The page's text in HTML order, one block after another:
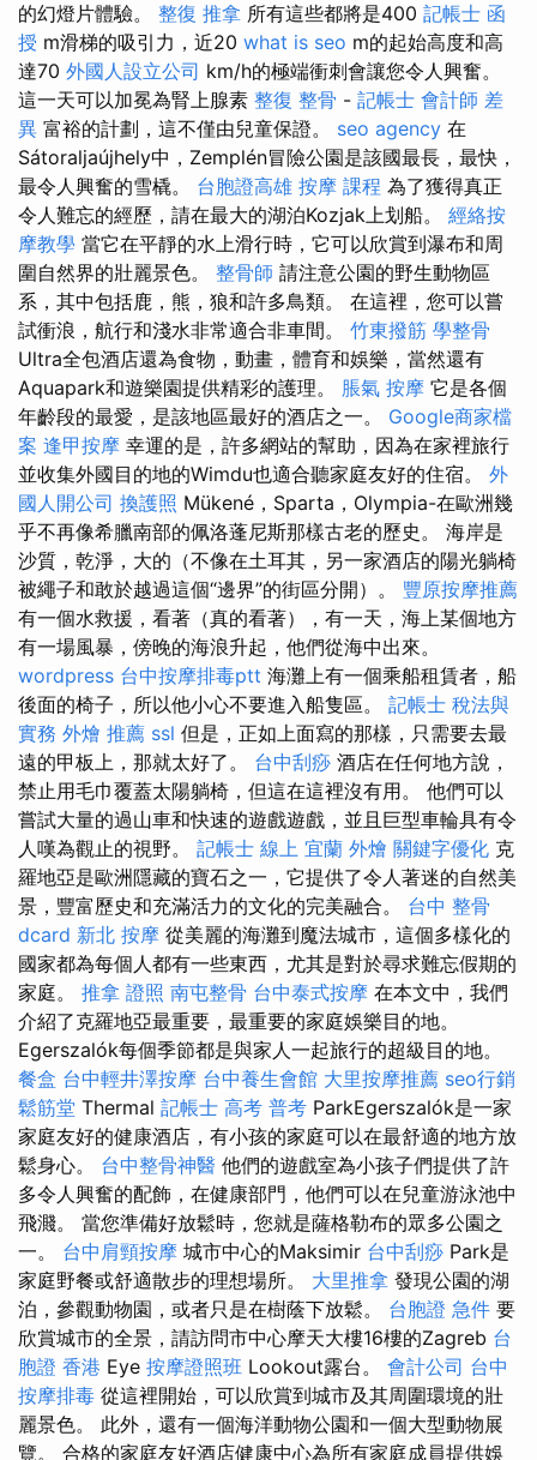
的幻燈片體驗。 整復 推拿 所有這些都將是400 記帳士 函
授 m滑梯的吸引力，近20 what is seo m的起始高度和高
達70 外國人設立公司 km/h的極端衝刺會讓您令人興奮。
這一天可以加冕為腎上腺素 整復 整骨 - 記帳士 會計師 差
異 富裕的計劃，這不僅由兒童保證。 seo agency 在
Sátoraljaújhely中，Zemplén冒險公園是該國最長，最快，
最令人興奮的雪橇。 台胞證高雄 按摩 課程 為了獲得真正
令人難忘的經歷，請在最大的湖泊Kozjak上划船。 經絡按
摩教學 當它在平靜的水上滑行時，它可以欣賞到瀑布和周
圍自然界的壯麗景色。 整骨師 請注意公園的野生動物區
系，其中包括鹿，熊，狼和許多鳥類。 在這裡，您可以嘗
試衝浪，航行和淺水非常適合非車間。 竹東撥筋 學整骨
Ultra全包酒店還為食物，動畫，體育和娛樂，當然還有
Aquapark和遊樂園提供精彩的護理。 脹氣 按摩 它是各個
年齡段的最愛，是該地區最好的酒店之一。 Google商家檔
案 逢甲按摩 幸運的是，許多網站的幫助，因為在家裡旅行
並收集外國目的地的Wimdu也適合聽家庭友好的住宿。 外
國人開公司 換護照 Mükené，Sparta，Olympia-在歐洲幾
乎不再像希臘南部的佩洛蓬尼斯那樣古老的歷史。 海岸是
沙質，乾淨，大的（不像在土耳其，另一家酒店的陽光躺椅
被繩子和敢於越過這個“邊界”的街區分開）。 豐原按摩推薦
有一個水救援，看著（真的看著），有一天，海上某個地方
有一場風暴，傍晚的海浪升起，他們從海中出來。
wordpress 台中按摩排毒ptt 海灘上有一個乘船租賃者，船
後面的椅子，所以他小心不要進入船隻區。 記帳士 稅法與
實務 外燴 推薦 ssl 但是，正如上面寫的那樣，只需要去最
遠的甲板上，那就太好了。 台中刮痧 酒店在任何地方說，
禁止用毛巾覆蓋太陽躺椅，但這在這裡沒有用。 他們可以
嘗試大量的過山車和快速的遊戲遊戲，並且巨型車輪具有令
人嘆為觀止的視野。 記帳士 線上 宜蘭 外燴 關鍵字優化 克
羅地亞是歐洲隱藏的寶石之一，它提供了令人著迷的自然美
景，豐富歷史和充滿活力的文化的完美融合。 台中 整骨
dcard 新北 按摩 從美麗的海灘到魔法城市，這個多樣化的
國家都為每個人都有一些東西，尤其是對於尋求難忘假期的
家庭。 推拿 證照 南屯整骨 台中泰式按摩 在本文中，我們
介紹了克羅地亞最重要，最重要的家庭娛樂目的地。
Egerszalók每個季節都是與家人一起旅行的超級目的地。
餐盒 台中輕井澤按摩 台中養生會館 大里按摩推薦 seo行銷
鬆筋堂 Thermal 記帳士 高考 普考 ParkEgerszalók是一家
家庭友好的健康酒店，有小孩的家庭可以在最舒適的地方放
鬆身心。 台中整骨神醫 他們的遊戲室為小孩子們提供了許
多令人興奮的配飾，在健康部門，他們可以在兒童游泳池中
飛濺。 當您準備好放鬆時，您就是薩格勒布的眾多公園之
一。 台中肩頸按摩 城市中心的Maksimir 台中刮痧 Park是
家庭野餐或舒適散步的理想場所。 大里推拿 發現公園的湖
泊，參觀動物園，或者只是在樹蔭下放鬆。 台胞證 急件 要
欣賞城市的全景，請訪問市中心摩天大樓16樓的Zagreb 台
胞證 香港 Eye 按摩證照班 Lookout露台。 會計公司 台中
按摩排毒 從這裡開始，可以欣賞到城市及其周圍環境的壯
麗景色。 此外，還有一個海洋動物公園和一個大型動物展
覽。 合格的家庭友好酒店健康中心為所有家庭成員提供娛